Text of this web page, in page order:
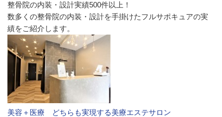
整骨院の内装・設計実績500件以上！
数多くの整骨院の内装・設計を手掛けたフルサポキュアの実
績をご紹介します。
美容＋医療 どちらも実現する美療エステサロン